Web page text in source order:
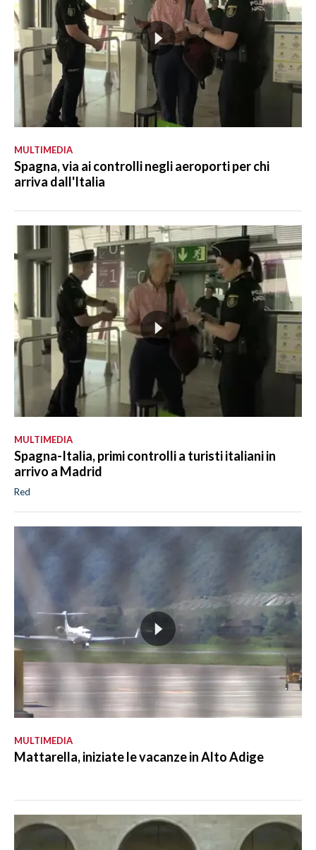
MULTIMEDIA
Spagna, via ai controlli negli aeroporti per chi
arriva dall'Italia
MULTIMEDIA
Spagna-Italia, primi controlli a turisti italiani in
arrivo a Madrid
Red
MULTIMEDIA
Mattarella, iniziate le vacanze in Alto Adige